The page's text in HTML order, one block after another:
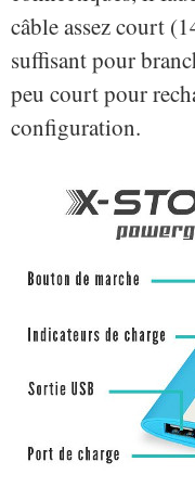
câble assez court
suffisant pour
peu court pour
configuration.